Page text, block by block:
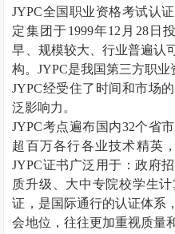
JYPC全国职业资格考试认
定集团于1999年12月28日
早、规模较大、行业普遍认
构。JYPC是我国第三方职业
JYPC经受住了时间和市场
泛影响力。
JYPC考点遍布国内32个省
超百万各行各业技术精英
JYPC证书广泛用于：政府
质升级、大中专院校学生
证，是国际通行的认证体系
会地位，往往更加重视质量